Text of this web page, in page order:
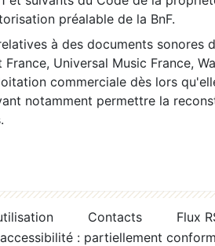
préalable de la BnF.
à des documents sonores
France, Universal Music France,
commerciale dès lors
notamment permettre la
Contacts
Flux
: partiellement